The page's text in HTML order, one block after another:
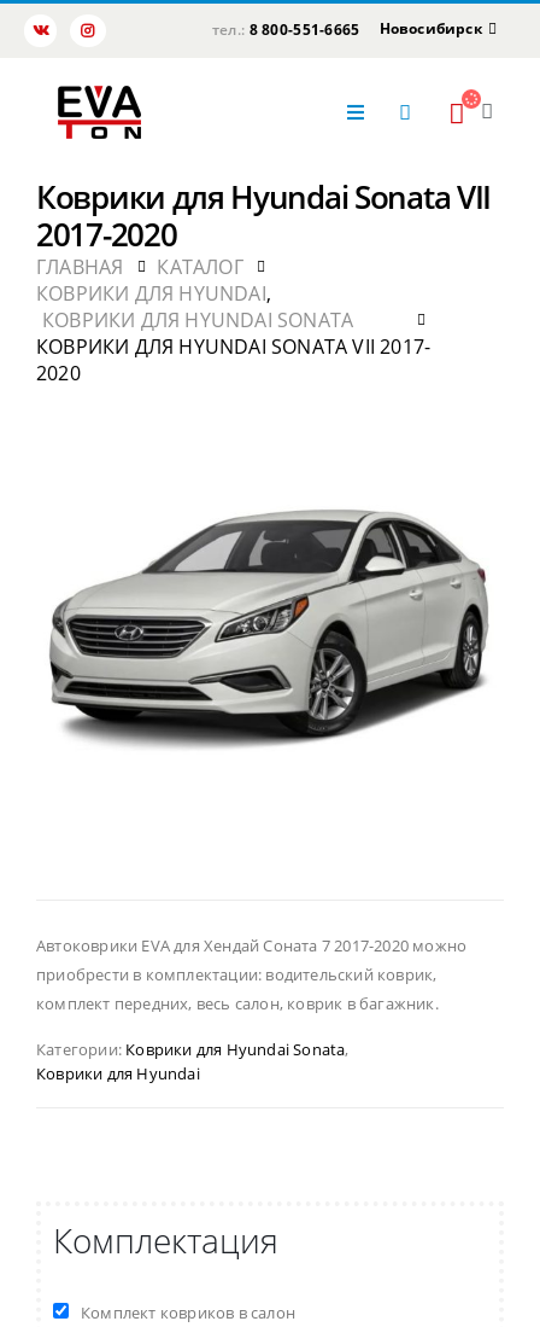
тел.: 8 800-551-6665 Новосибирск
Коврики для Hyundai Sonata VII
2017-2020
ГЛАВНАЯ
КАТАЛОГ
КОВРИКИ ДЛЯ HYUNDAI,
КОВРИКИ ДЛЯ HYUNDAI SONATA
КОВРИКИ ДЛЯ HYUNDAI SONATA VII 2017-
2020
Автоковрики EVA для Хендай Соната 7 2017-2020 можно
приобрести в комплектации: водительский коврик,
комплект передних, весь салон, коврик в багажник.
Категории: Коврики для Hyundai Sonata,
Коврики для Hyundai
Комплектация
Комплект ковриков в салон